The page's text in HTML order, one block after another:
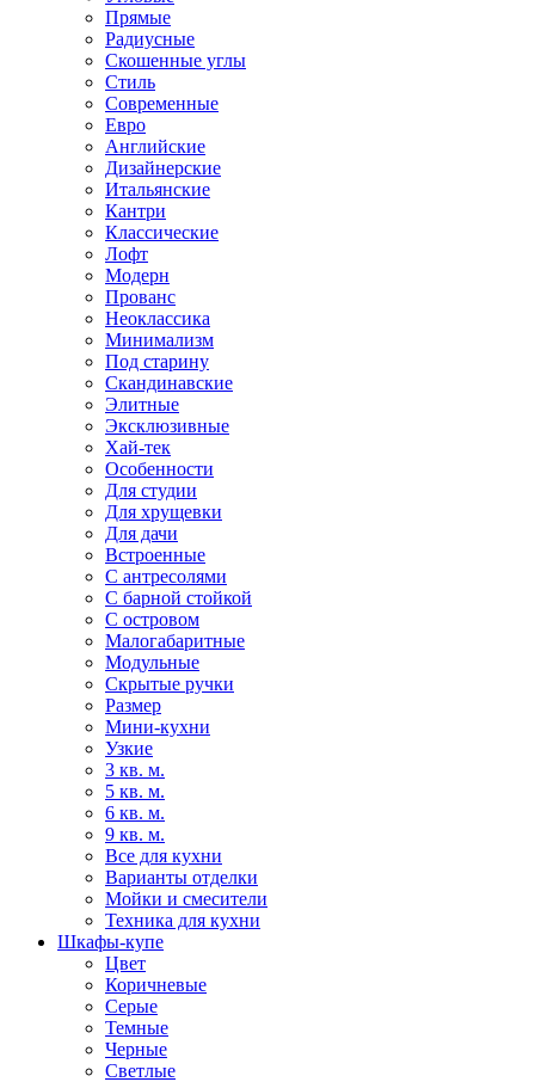
Прямые
Радиусные
Скошенные углы
Стиль
Современные
Евро
Английские
Дизайнерские
Итальянские
Кантри
Классические
Лофт
Модерн
Прованс
Неоклассика
Минимализм
Под старину
Скандинавские
Элитные
Эксклюзивные
Хай-тек
Особенности
Для студии
Для хрущевки
Для дачи
Встроенные
С антресолями
С барной стойкой
С островом
Малогабаритные
Модульные
Скрытые ручки
Размер
Мини-кухни
Узкие
3 кв. м.
5 кв. м.
6 кв. м.
9 кв. м.
Все для кухни
Варианты отделки
Мойки и смесители
Техника для кухни
Шкафы-купе
Цвет
Коричневые
Серые
Темные
Черные
Светлые